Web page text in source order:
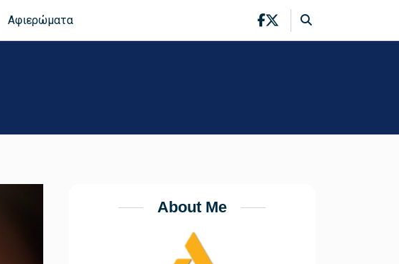
Αφιερώματα
About Me